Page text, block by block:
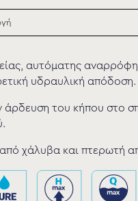
αυτόματης
υδραυλική απόδοση.
άρδευση του κήπου στο
χάλυβα και πτερωτή